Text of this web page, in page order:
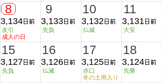
8
3,134
友引
成人の日
9
3,133
先負
10
3,132
仏滅
11
3,131
大安
15
3,127
先負
16
3,126
仏滅
17
3,125
赤口
冬の土用入り
18
3,124
先勝